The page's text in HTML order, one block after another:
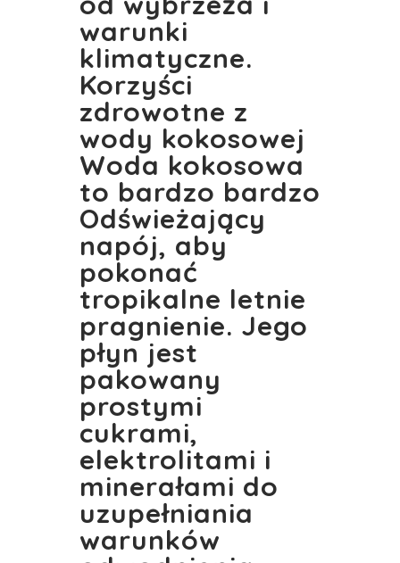
warunki
klimatyczne.
Korzyści
zdrowotne z
wody kokosowej
Woda kokosowa
to bardzo bardzo
Odświeżający
napój, aby
pokonać
tropikalne letnie
pragnienie. Jego
płyn jest
pakowany
prostymi
cukrami,
elektrolitami i
minerałami do
uzupełniania
warunków